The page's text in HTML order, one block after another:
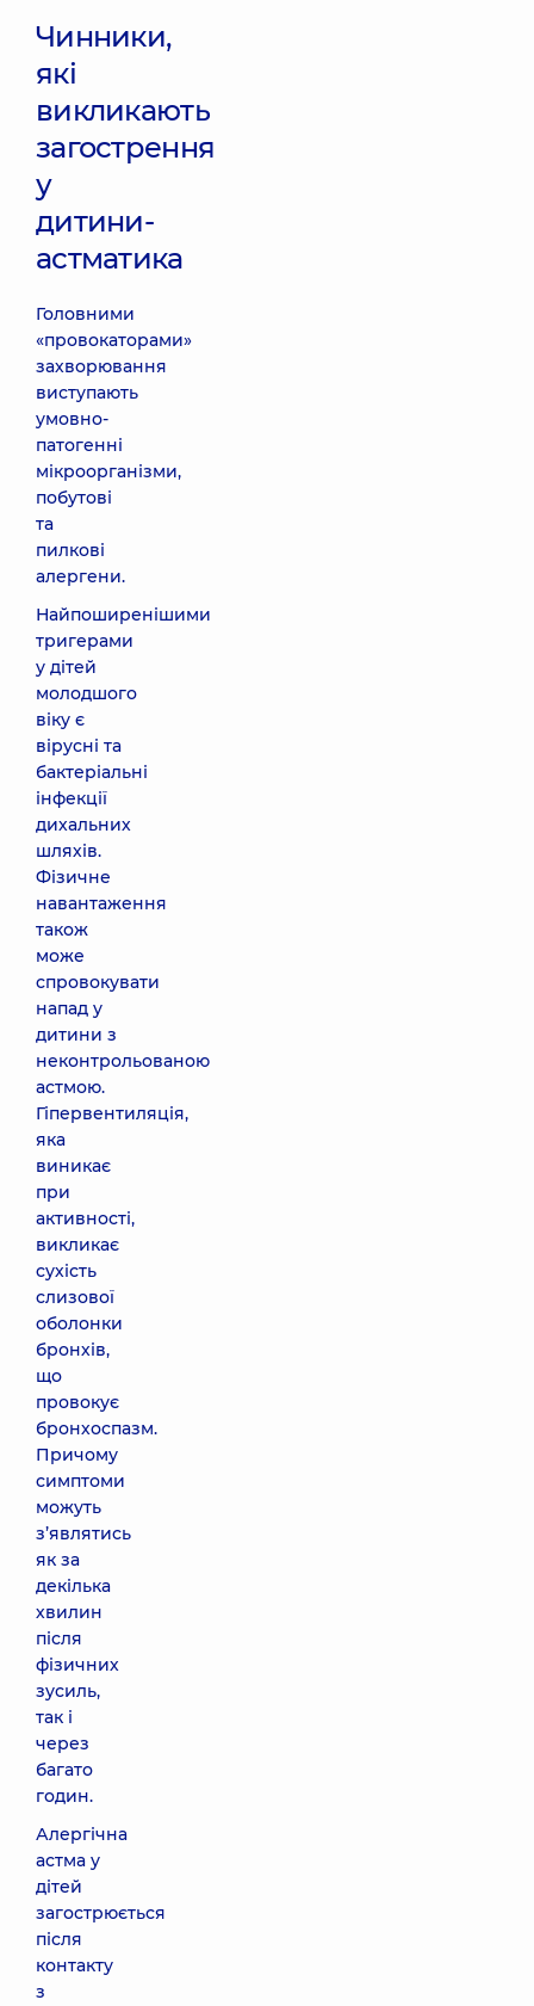
Чинники,
які
викликають
загострення
у
дитини-
астматика
Головними
«провокаторами»
захворювання
виступають
умовно-
патогенні
мікроорганізми,
побутові
та
пилкові
алергени.
Найпоширенішими
тригерами
у дітей
молодшого
віку є
вірусні та
бактеріальні
інфекції
дихальних
шляхів.
Фізичне
навантаження
також
може
спровокувати
напад у
дитини з
неконтрольованою
астмою.
Гіпервентиляція,
яка
виникає
при
активності,
викликає
сухість
слизової
оболонки
бронхів,
що
провокує
бронхоспазм.
Причому
симптоми
можуть
з’являтись
як за
декілька
хвилин
після
фізичних
зусиль,
так і
через
багато
годин.
Алергічна
астма у
дітей
загострюється
після
контакту
з